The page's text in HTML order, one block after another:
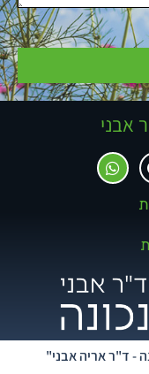
אבני
- ד"ר אריה אבני"